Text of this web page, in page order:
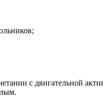
с двигательной